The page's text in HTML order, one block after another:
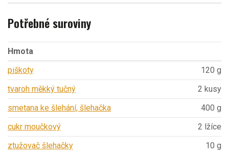
Potřebné suroviny
Hmota
piškoty
120 g
tvaroh měkký tučný
2 kusy
smetana ke šlehání, šlehačka
400 g
cukr moučkový
2 lžíce
ztužovač šlehačky
10 g